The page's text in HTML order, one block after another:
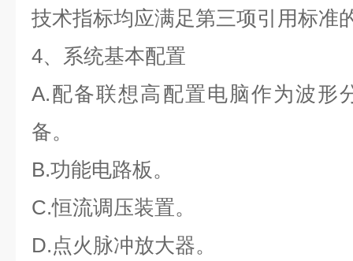
技术指标均应满足第三项引用标准
4、系统基本配置
A.配备联想高配置电脑作为波形
备。
B.功能电路板。
C.恒流调压装置。
D.点火脉冲放大器。